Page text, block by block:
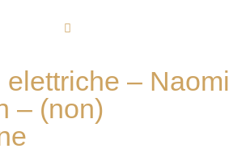
elettriche – Naomi
– (non)